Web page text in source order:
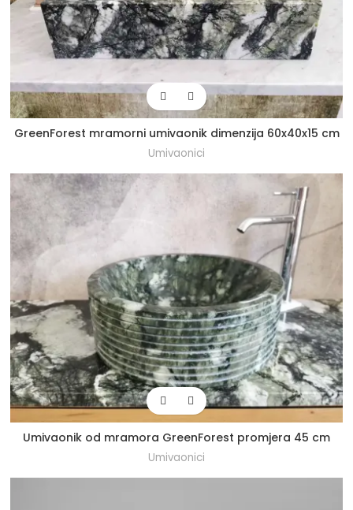
GreenForest mramorni umivaonik dimenzija 60x40x15 cm
Umivaonici
Umivaonik od mramora GreenForest promjera 45 cm
Umivaonici